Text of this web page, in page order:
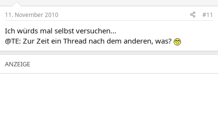
11. November 2010 #11
Ich würds mal selbst versuchen...
@TE: Zur Zeit ein Thread nach dem anderen, was?